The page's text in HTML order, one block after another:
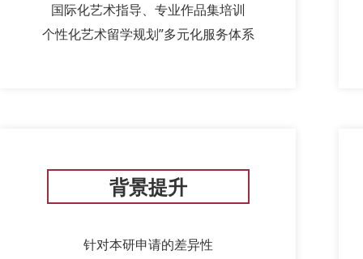
国际化艺术指导、专业作品集培训
个性化艺术留学规划”多元化服务体系
背景提升
针对本研申请的差异性